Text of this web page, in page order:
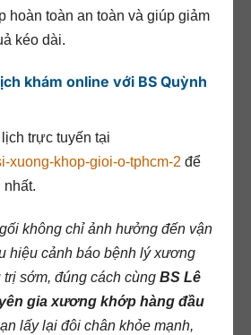
hoàn toàn an toàn và giúp giảm
kéo dài.
khám online với BS Quỳnh
trực tuyến tại
xuong-khop-gioi-o-tphcm-2 để
không chỉ ảnh hưởng đến vận
hiệu cảnh báo bệnh lý xương
sớm, đúng cách cùng BS Lê
gia xương khớp hàng đầu
lấy lại đôi chân khỏe mạnh,